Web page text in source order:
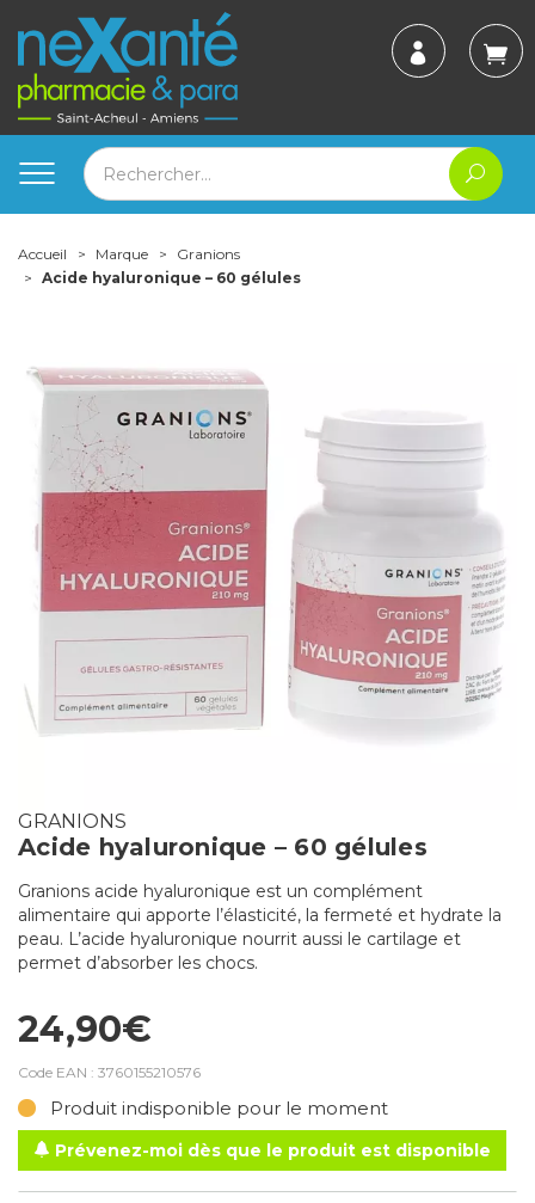
Accueil Marque
Granions
Acide hyaluronique – 60 gélules
GRANIONS
Acide hyaluronique – 60 gélules
Granions acide hyaluronique est un complément
alimentaire qui apporte l’élasticité, la fermeté et hydrate la
peau. L’acide hyaluronique nourrit aussi le cartilage et
permet d’absorber les chocs.
24,90€
Code EAN : 3760155210576
Produit indisponible pour le moment
Prévenez-moi dès que le produit est disponible